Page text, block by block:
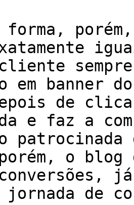
forma,
em banner
de
e faz a
patrocinada
porém, o
de